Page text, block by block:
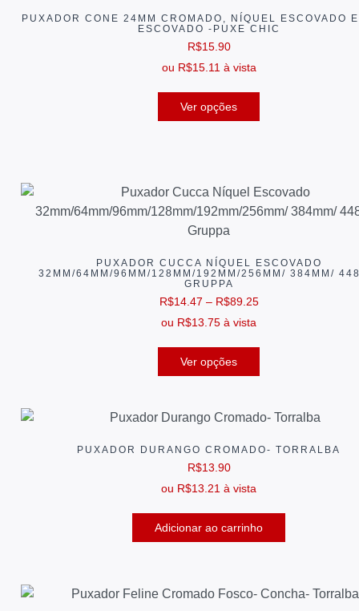
PUXADOR CONE 24MM CROMADO, NÍQUEL ESCOVADO
ESCOVADO -PUXE CHIC
R$15.90
ou R$15.11 à vista
Ver opções
PUXADOR CUCCA NÍQUEL ESCOVADO
32MM/64MM/96MM/128MM/192MM/256MM/ 384MM/
GRUPPA
R$14.47 – R$89.25
ou R$13.75 à vista
Ver opções
PUXADOR DURANGO CROMADO- TORRALBA
R$13.90
ou R$13.21 à vista
Adicionar ao carrinho